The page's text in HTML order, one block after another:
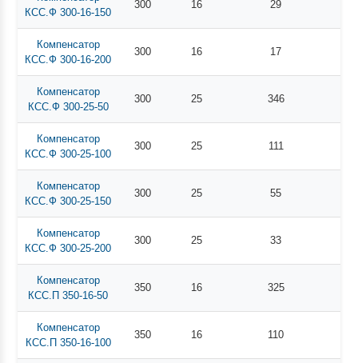
КСС.Ф 300-16-150
300 16 29
Компенсатор
КСС.Ф 300-16-200
300 16 17
Компенсатор
КСС.Ф 300-25-50
300 25 346
Компенсатор
КСС.Ф 300-25-100
300 25 111
Компенсатор
КСС.Ф 300-25-150
300 25 55
Компенсатор
КСС.Ф 300-25-200
300 25 33
Компенсатор
КСС.П 350-16-50
350 16 325
Компенсатор
КСС.П 350-16-100
350 16 110